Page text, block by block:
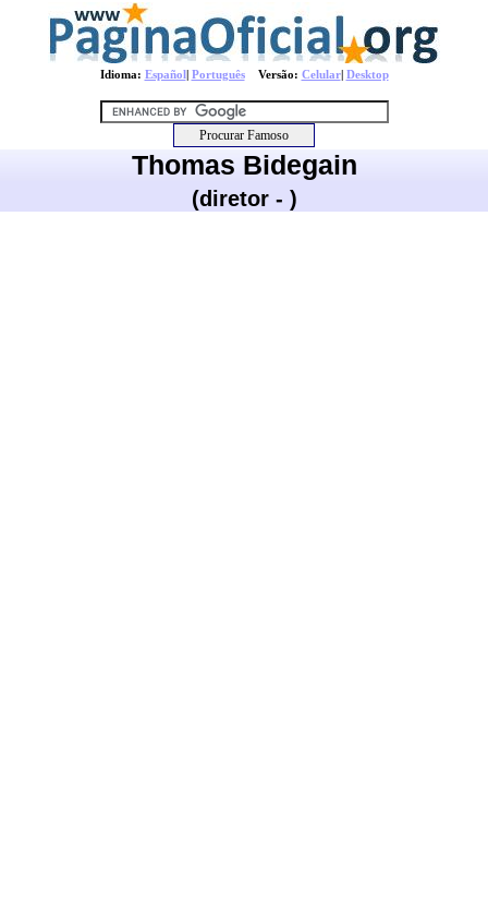
Idioma: Español| PortuguêsVersão: Celular| Desktop
Thomas Bidegain
(diretor - )